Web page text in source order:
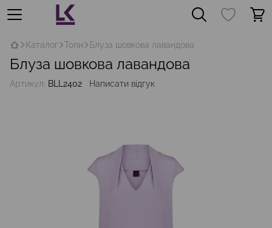
Каталог Топи Блуза шовкова лавандова
Блуза шовкова лавандова
Артикул: BLL2402 Написати відгук